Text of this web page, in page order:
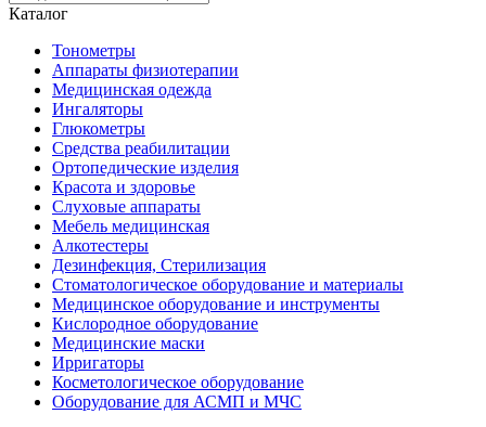
Каталог
Тонометры
Аппараты физиотерапии
Медицинская одежда
Ингаляторы
Глюкометры
Средства реабилитации
Ортопедические изделия
Красота и здоровье
Слуховые аппараты
Мебель медицинская
Алкотестеры
Дезинфекция, Стерилизация
Стоматологическое оборудование и материалы
Медицинское оборудование и инструменты
Кислородное оборудование
Медицинские маски
Ирригаторы
Косметологическое оборудование
Оборудование для АСМП и МЧС